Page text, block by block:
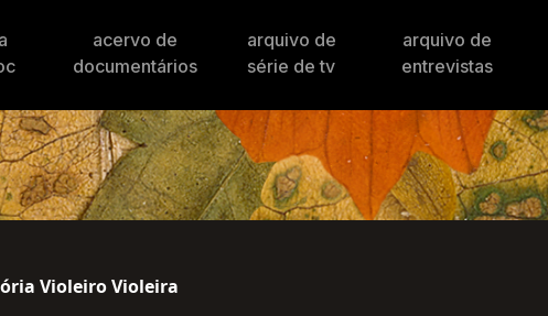
acervo de
documentários
arquivo de
série de tv
arquivo de
entrevistas
Violeiro Violeira